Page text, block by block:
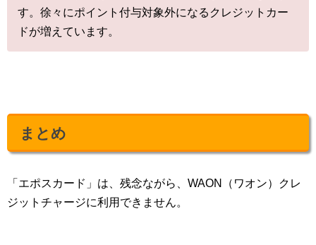
す。徐々にポイント付与対象外になるクレジットカー
ドが増えています。
まとめ
「エポスカード」は、残念ながら、WAON（ワオン）クレ
ジットチャージに利用できません。